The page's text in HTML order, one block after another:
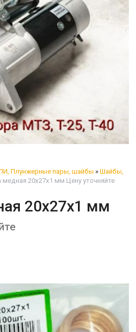
Плунжерные пары, шайбы » Шайбы,
медная 20х27х1 мм Цену уточняйте
20х27х1 мм